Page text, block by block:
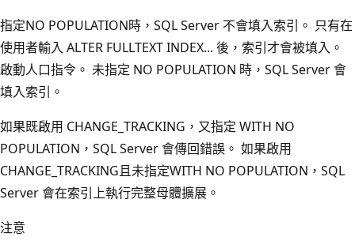
指定NO POPULATION時，SQL Server 不會填入索引。 只有在
使用者輸入 ALTER FULLTEXT INDEX... 後，索引才會被填入。
啟動人口指令。 未指定 NO POPULATION 時，SQL Server 會
填入索引。
如果既啟用 CHANGE_TRACKING，又指定 WITH NO
POPULATION，SQL Server 會傳回錯誤。 如果啟用
CHANGE_TRACKING且未指定WITH NO POPULATION，SQL
Server 會在索引上執行完整母體擴展。
注意